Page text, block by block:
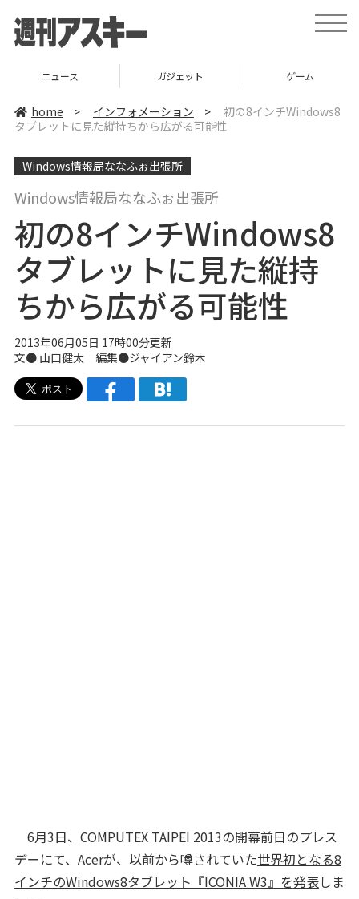
t
o
v
ニュース ガジェット ゲーム
home > インフォメーション >
初の8インチWindows8
タブレットに見た縦持ちから広がる可能性
Windows情報局ななふぉ出張所
Windows情報局ななふぉ出張所
初の8インチWindows8
タブレットに見た縦持
ちから広がる可能性
2013年06月05日 17時00分更新
文● 山口健太編集●ジャイアン鈴木
6月3日、COMPUTEX TAIPEI 2013の開幕前日のプレス
デーにて、Acerが、以前から噂されていた世界初となる8
インチのWindows8タブレット『ICONIA W3』を発表しま